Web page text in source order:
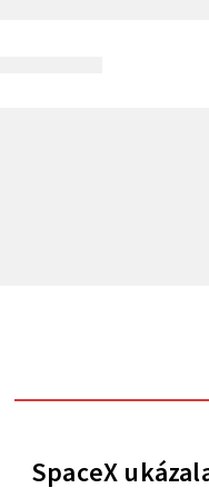
SpaceX